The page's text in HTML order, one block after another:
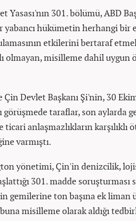
Yasası'nın 301. bölümü, ABD
yabancı hükümetin herhangi bir
etkilerini bertaraf
olmayan, misilleme dahil uygun
Çin Devlet Başkanı Şi'nin, 30
görüşmede taraflar, son aylarda
ticari anlaşmazlıkların karşılıklı
varmıştı.
yönetimi, Çin'in denizcilik,
301. madde
gemilerine ton başına ek
misilleme olarak aldığı